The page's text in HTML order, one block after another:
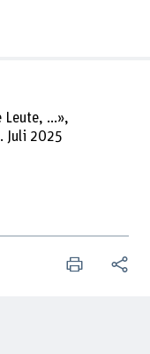
Leute, ...»,
Juli 2025